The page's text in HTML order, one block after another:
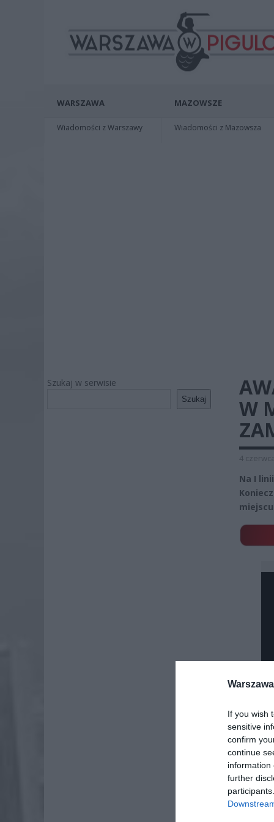
If you wish
sensitive
confirm
continue
information
further
WARSZAWA
Wiadomości z Warszawy
MAZOWSZE
Wiadomości z Mazowsza
Szukaj w serwisie
Szukaj
W
4
Na I